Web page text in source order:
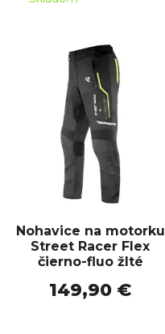
Nohavice na motorku
Street Racer Flex
čierno-fluo žlté
149,90 €